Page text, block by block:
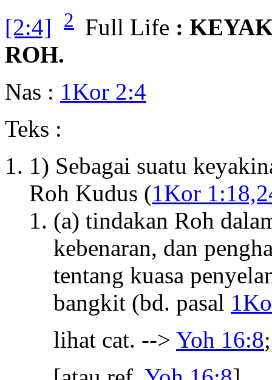
[2:4]
2 Full Life :
ROH.
Nas : 1Kor 2:4
Teks :
1) Sebagai suatu
Roh Kudus (1Kor
(a) tindakan Roh
kebenaran, dan
tentang kuasa
bangkit (bd. pasal
lihat cat. --> Yoh 16:8;